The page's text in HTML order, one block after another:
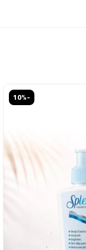
خصم-10%